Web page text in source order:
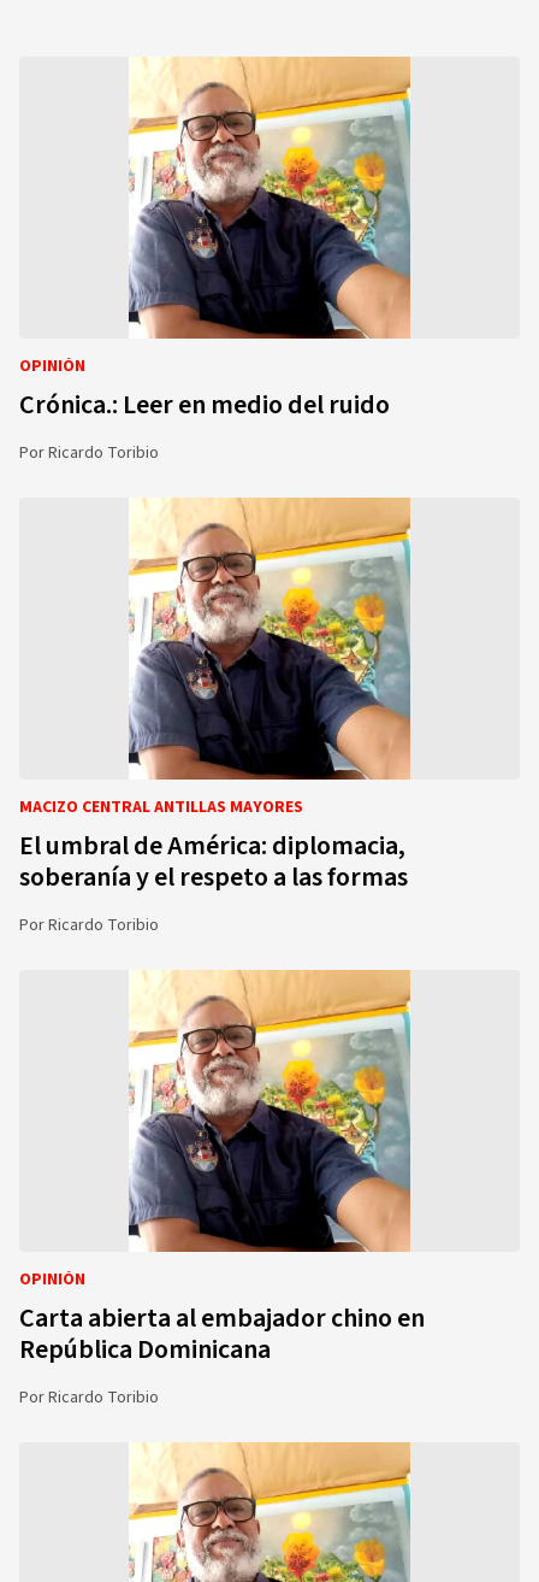
OPINIÓN
Crónica.: Leer en medio del ruido
PorRicardo Toribio
MACIZO CENTRAL ANTILLAS MAYORES
El umbral de América: diplomacia,
soberanía y el respeto a las formas
PorRicardo Toribio
OPINIÓN
Carta abierta al embajador chino en
República Dominicana
PorRicardo Toribio